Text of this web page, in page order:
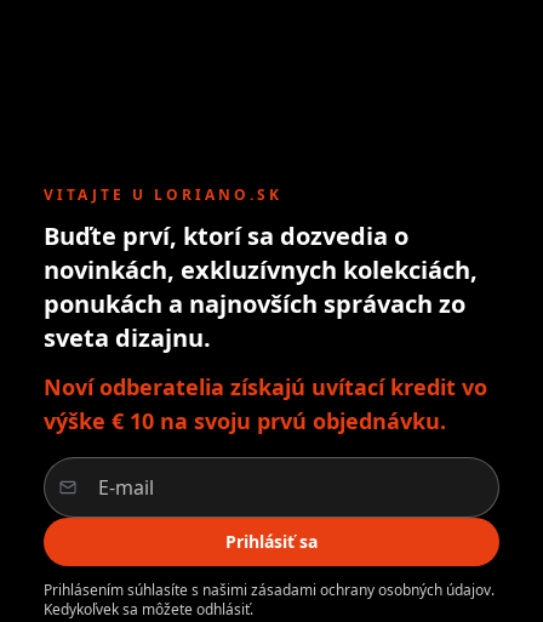
VITAJTE U LORIANO.SK
Buďte prví, ktorí sa dozvedia o
novinkách, exkluzívnych kolekciách,
ponukách a najnovších správach zo
sveta dizajnu.
Noví odberatelia získajú uvítací kredit vo
výške € 10 na svoju prvú objednávku.
Prihlásiť sa
Prihlásením súhlasíte s našimi zásadami ochrany osobných údajov.
Kedykoľvek sa môžete odhlásiť.